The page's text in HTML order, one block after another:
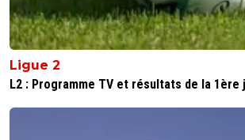
Ligue 2
L2 : Programme TV et résultats de la 1ère